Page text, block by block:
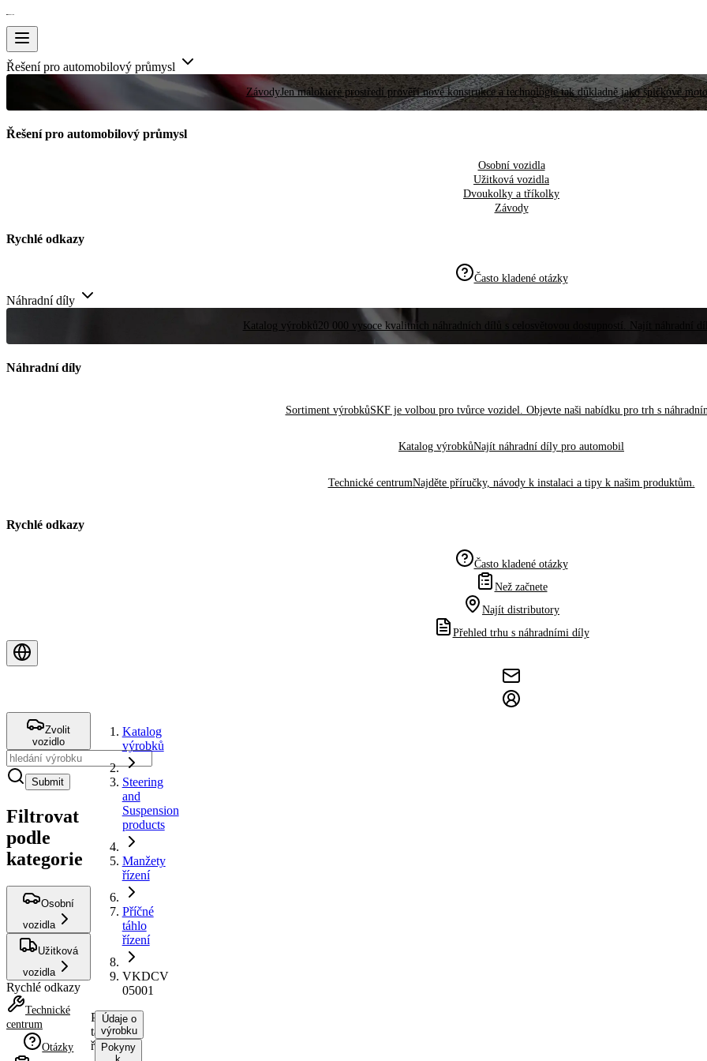
Řešení pro automobilový průmysl
ZávodyJen málokteré prostředí prověří nové konstrukce a technologie tak důkladně jako špičkové
Řešení pro automobilový průmysl
Osobní vozidla
Užitková vozidla
Dvoukolky a tříkolky
Závody
Rychlé odkazy
Často kladené otázky
Náhradní díly
Katalog výrobků20 000 vysoce kvalitních náhradních dílů s celosvětovou dostupností. Najít náhradní
Náhradní díly
Sortiment výrobkůSKF je volbou pro tvůrce vozidel. Objevte naši nabídku pro trh s
Katalog výrobkůNajít náhradní díly pro automobil
Technické centrumNajděte příručky, návody k instalaci a tipy k našim produktům.
Rychlé odkazy
Často kladené otázky
Než začnete
Najít distributory
Přehled trhu s náhradními díly
Zvolit
vozidlo
Submit
Filtrovat
podle
kategorie
Osobní
vozidla
Užitková
vozidla
Rychlé odkazy
Technické
centrum
Otázky
Katalog
výrobků
Steering
and
Suspension
products
Manžety
řízení
Příčné
táhlo
řízení
VKDCV
05001
Příčné
táhlo
řízení
Údaje o
výrobku
Pokyny